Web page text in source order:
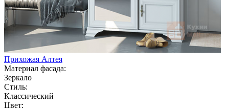
Прихожая Алтея
Материал фасада:
Зеркало
Стиль:
Классический
Цвет: